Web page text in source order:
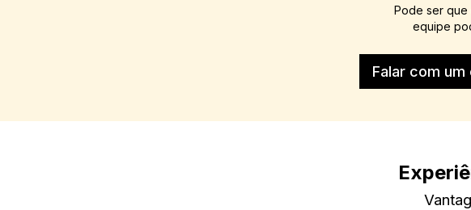
Pode ser que
equipe
Falar com